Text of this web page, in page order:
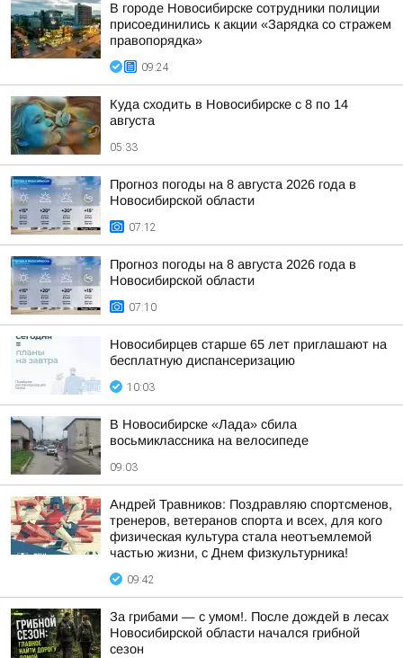
В городе Новосибирске сотрудники полиции
присоединились к акции «Зарядка со стражем
правопорядка»
09:24
Куда сходить в Новосибирске с 8 по 14
августа
05:33
Прогноз погоды на 8 августа 2026 года в
Новосибирской области
07:12
Прогноз погоды на 8 августа 2026 года в
Новосибирской области
07:10
Новосибирцев старше 65 лет приглашают на
бесплатную диспансеризацию
10:03
В Новосибирске «Лада» сбила
восьмиклассника на велосипеде
09:03
Андрей Травников: Поздравляю спортсменов,
тренеров, ветеранов спорта и всех, для кого
физическая культура стала неотъемлемой
частью жизни, с Днем физкультурника!
09:42
За грибами — с умом!. После дождей в лесах
Новосибирской области начался грибной
сезон